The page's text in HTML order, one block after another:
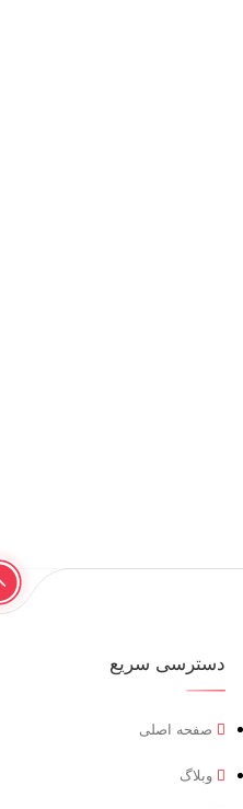
دسترسی سریع
صفحه اصلی
وبلاگ